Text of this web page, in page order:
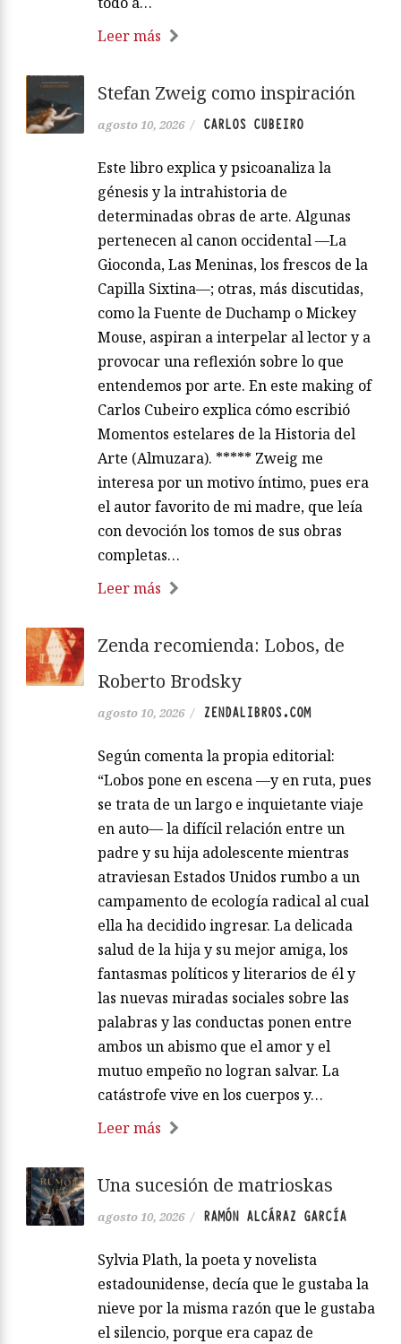
Leer más
Stefan Zweig como inspiración
agosto 10, 2026 / CARLOS CUBEIRO
Este libro explica y psicoanaliza la
génesis y la intrahistoria de
determinadas obras de arte. Algunas
pertenecen al canon occidental —La
Gioconda, Las Meninas, los frescos de la
Capilla Sixtina—; otras, más discutidas,
como la Fuente de Duchamp o Mickey
Mouse, aspiran a interpelar al lector y a
provocar una reflexión sobre lo que
entendemos por arte. En este making of
Carlos Cubeiro explica cómo escribió
Momentos estelares de la Historia del
Arte (Almuzara). ***** Zweig me
interesa por un motivo íntimo, pues era
el autor favorito de mi madre, que leía
con devoción los tomos de sus obras
completas…
Leer más
Zenda recomienda: Lobos, de
Roberto Brodsky
agosto 10, 2026 / ZENDALIBROS.COM
Según comenta la propia editorial:
“Lobos pone en escena —y en ruta, pues
se trata de un largo e inquietante viaje
en auto— la difícil relación entre un
padre y su hija adolescente mientras
atraviesan Estados Unidos rumbo a un
campamento de ecología radical al cual
ella ha decidido ingresar. La delicada
salud de la hija y su mejor amiga, los
fantasmas políticos y literarios de él y
las nuevas miradas sociales sobre las
palabras y las conductas ponen entre
ambos un abismo que el amor y el
mutuo empeño no logran salvar. La
catástrofe vive en los cuerpos y…
Leer más
Una sucesión de matrioskas
agosto 10, 2026 / RAMÓN ALCÁRAZ GARCÍA
Sylvia Plath, la poeta y novelista
estadounidense, decía que le gustaba la
nieve por la misma razón que le gustaba
el silencio, porque era capaz de